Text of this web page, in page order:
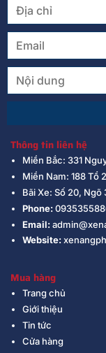
Thông tin liên hệ
Miền Bắc: 331
Miền Nam: 188 Tổ
Bãi Xe: Số 20, Ngõ
Phone:
Email:
Website:
Mua hàng
Trang chủ
Giới thiệu
Tin tức
Cửa hàng